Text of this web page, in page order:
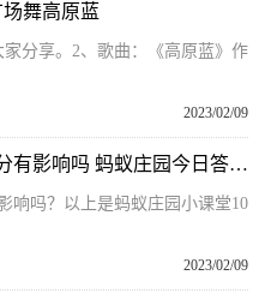
舞高原蓝
分享。2、歌曲：《高原蓝》作
2023/02/09
煮牛奶时加糖，对它的营养成分有影响吗 蚂蚁庄园今日答案10月16日
响吗？以上是蚂蚁庄园小课堂10
2023/02/09